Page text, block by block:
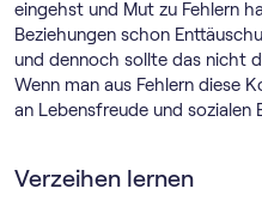
eingehst und Mut zu Fehlern
Beziehungen schon
und dennoch sollte das nicht
Wenn man aus Fehlern diese
an Lebensfreude und sozialen
Verzeihen lernen